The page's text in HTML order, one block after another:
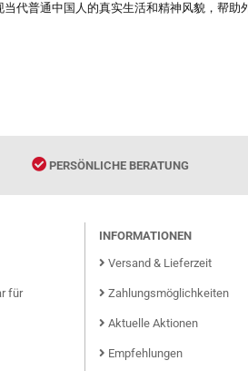
代普通中国人的真实生活和精神风貌，帮助
PERSÖNLICHE BERATUNG
für
INFORMATIONEN
Versand & Lieferzeit
Zahlungsmöglichkeiten
Aktuelle Aktionen
Empfehlungen